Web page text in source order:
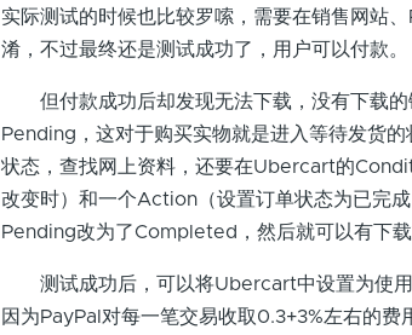
实际测试的时候也比较罗嗦，需要在销售网站
淆，不过最终还是测试成功了，用户可以付款。
但付款成功后却发现无法下载，没有下载的
Pending，这对于购买实物就是进入等待发货
状态，查找网上资料，还要在Ubercart的
改变时）和一个Action（设置订单状态为已完
Pending改为了Completed，然后就可以有下载
测试成功后，可以将Ubercart中设置为使用
因为PayPal对每一笔交易收取0.3+3%左右的